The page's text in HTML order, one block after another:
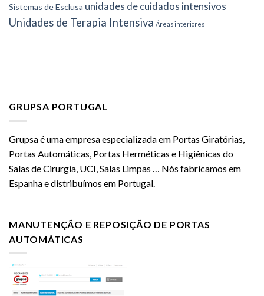
Sistemas de Esclusa unidades de cuidados intensivos
Unidades de Terapia Intensiva Áreas interiores
GRUPSA PORTUGAL
Grupsa é uma empresa especializada em Portas Giratórias,
Portas Automáticas, Portas Herméticas e Higiênicas do
Salas de Cirurgia, UCI, Salas Limpas … Nós fabricamos em
Espanha e distribuímos em Portugal.
MANUTENÇÃO E REPOSIÇÃO DE PORTAS
AUTOMÁTICAS